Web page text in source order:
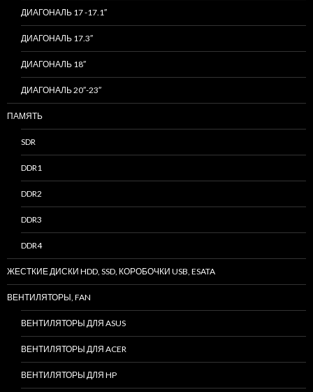
ДИАГОНАЛЬ 17 -17.1″
ДИАГОНАЛЬ 17.3″
ДИАГОНАЛЬ 18″
ДИАГОНАЛЬ 20″-23″
ПАМЯТЬ
SDR
DDR1
DDR2
DDR3
DDR4
ЖЕСТКИЕ ДИСКИ HDD, SSD, КОРОБОЧКИ USB, ESATA
ВЕНТИЛЯТОРЫ, FAN
ВЕНТИЛЯТОРЫ ДЛЯ ASUS
ВЕНТИЛЯТОРЫ ДЛЯ ACER
ВЕНТИЛЯТОРЫ ДЛЯ HP